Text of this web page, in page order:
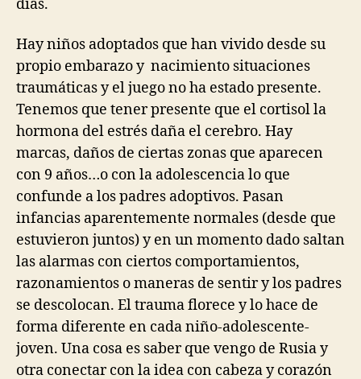
días.
Hay niños adoptados que han vivido desde su
propio embarazo y nacimiento situaciones
traumáticas y el juego no ha estado presente.
Tenemos que tener presente que el cortisol la
hormona del estrés daña el cerebro. Hay
marcas, daños de ciertas zonas que aparecen
con 9 años…o con la adolescencia lo que
confunde a los padres adoptivos. Pasan
infancias aparentemente normales (desde que
estuvieron juntos) y en un momento dado saltan
las alarmas con ciertos comportamientos,
razonamientos o maneras de sentir y los padres
se descolocan. El trauma florece y lo hace de
forma diferente en cada niño-adolescente-
joven. Una cosa es saber que vengo de Rusia y
otra conectar con la idea con cabeza y corazón